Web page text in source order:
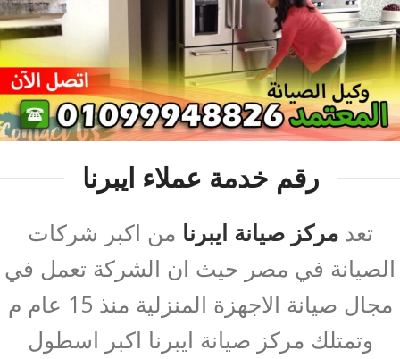
رقم خدمة عملاء ايبرنا
تعدمركز صيانة ايبرنا من اكبر شركات
الصيانة في مصر حيث ان الشركة تعمل في
مجال صيانة الاجهزة المنزلية منذ 15 عام م
وتمتلك مركز صيانة ايبرنا اكبر اسطول